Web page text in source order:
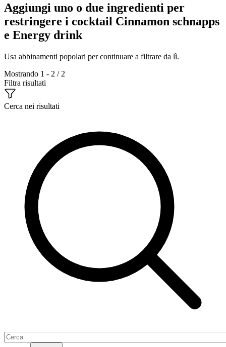
Aggiungi uno o due ingredienti per
restringere i cocktail Cinnamon schnapps
e Energy drink
Usa abbinamenti popolari per continuare a filtrare da lì.
Mostrando 1 - 2 / 2
Filtra risultati
Cerca nei risultati